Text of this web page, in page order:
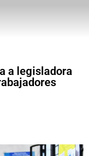
a legisladora